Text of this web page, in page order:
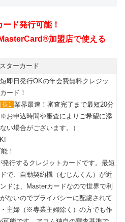
ターカード
即日発行OKの年会費無料クレジッ
ード！
長1 業界最速！審査完了まで最短20分
※お申込時間や審査によりご希望に添
い場合がございます。）
！
行するクレジットカードです。最短
で、自動契約機（むじんくん）が近
ドは、Masterカードなので世界で利
ないのでプライバシーに配慮されて
主婦（※専業主婦除く）の方でも作